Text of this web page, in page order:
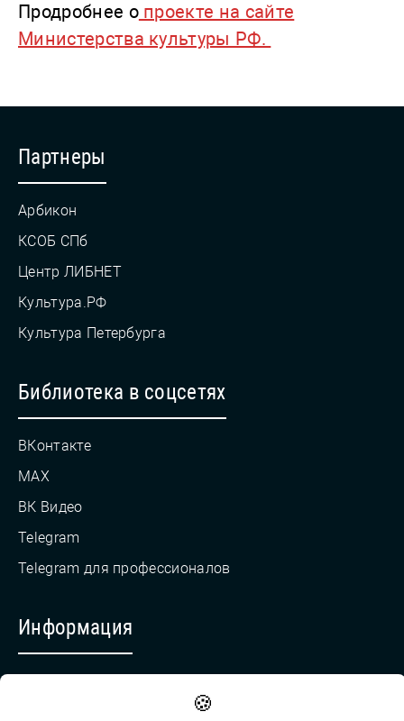
Продробнее опроекте на сайте
Министерства культуры РФ.
Партнеры
Арбикон
КСОБ СПб
Центр ЛИБНЕТ
Культура.РФ
Культура Петербурга
Библиотека в соцсетях
ВКонтакте
MAX
ВК Видео
Telegram
Telegram для профессионалов
Информация
Обратная связь для сообщений о фактах коррупции
🍪